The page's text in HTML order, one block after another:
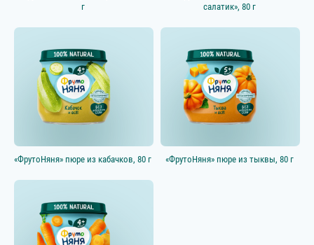
г
салатик», 80 г
«ФрутоНяня» пюре из кабачков, 80 г «ФрутоНяня» пюре из тыквы, 80 г